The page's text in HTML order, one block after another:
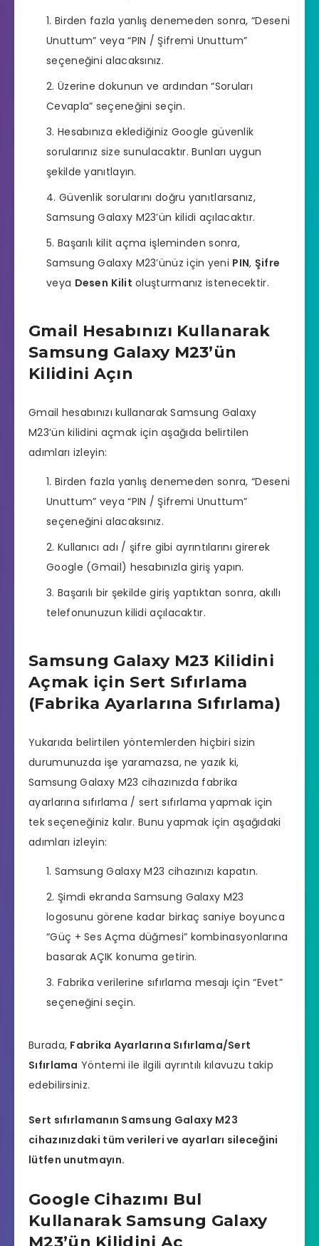
Birden fazla yanlış denemeden sonra, “Deseni
Unuttum” veya “PIN / Şifremi Unuttum”
seçeneğini alacaksınız.
Üzerine dokunun ve ardından “Soruları
Cevapla” seçeneğini seçin.
Hesabınıza eklediğiniz Google güvenlik
sorularınız size sunulacaktır. Bunları uygun
şekilde yanıtlayın.
Güvenlik sorularını doğru yanıtlarsanız,
Samsung Galaxy M23’ün kilidi açılacaktır.
Başarılı kilit açma işleminden sonra,
Samsung Galaxy M23’ünüz için yeni PIN, Şifre
veya Desen Kilit oluşturmanız istenecektir.
Gmail Hesabınızı Kullanarak
Samsung Galaxy M23’ün
Kilidini Açın
Gmail hesabınızı kullanarak Samsung Galaxy
M23’ün kilidini açmak için aşağıda belirtilen
adımları izleyin:
Birden fazla yanlış denemeden sonra, “Deseni
Unuttum” veya “PIN / Şifremi Unuttum”
seçeneğini alacaksınız.
Kullanıcı adı / şifre gibi ayrıntılarını girerek
Google (Gmail) hesabınızla giriş yapın.
Başarılı bir şekilde giriş yaptıktan sonra, akıllı
telefonunuzun kilidi açılacaktır.
Samsung Galaxy M23 Kilidini
Açmak için Sert Sıfırlama
(Fabrika Ayarlarına Sıfırlama)
Yukarıda belirtilen yöntemlerden hiçbiri sizin
durumunuzda işe yaramazsa, ne yazık ki,
Samsung Galaxy M23 cihazınızda fabrika
ayarlarına sıfırlama / sert sıfırlama yapmak için
tek seçeneğiniz kalır. Bunu yapmak için aşağıdaki
adımları izleyin:
Samsung Galaxy M23 cihazınızı kapatın.
Şimdi ekranda Samsung Galaxy M23
logosunu görene kadar birkaç saniye boyunca
“Güç + Ses Açma düğmesi” kombinasyonlarına
basarak AÇIK konuma getirin.
Fabrika verilerine sıfırlama mesajı için “Evet”
seçeneğini seçin.
Burada, Fabrika Ayarlarına Sıfırlama/Sert
Sıfırlama Yöntemi ile ilgili ayrıntılı kılavuzu takip
edebilirsiniz.
Sert sıfırlamanın Samsung Galaxy M23
cihazınızdaki tüm verileri ve ayarları sileceğini
lütfen unutmayın.
Google Cihazımı Bul
Kullanarak Samsung Galaxy
M23’ün Kilidini Aç